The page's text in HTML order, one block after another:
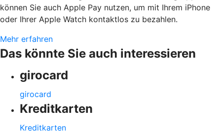
können Sie auch Apple Pay nutzen, um mit Ihrem iPhone
oder Ihrer Apple Watch kontaktlos zu bezahlen.
Mehr erfahren
Das könnte Sie auch interessieren
girocard
girocard
Kreditkarten
Kreditkarten